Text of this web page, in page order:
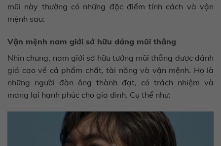
mũi này thường có những đặc điểm tính cách và vận
mệnh sau:
Vận mệnh nam giới sở hữu dáng mũi thẳng
Nhìn chung, nam giới sở hữu tướng mũi thẳng được đánh
giá cao về cả phẩm chất, tài năng và vận mệnh. Họ là
những người đàn ông thành đạt, có trách nhiệm và
mang lại hạnh phúc cho gia đình. Cụ thể như: